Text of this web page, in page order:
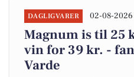
DAGLIGVARER 02-08-2026
Magnum is til 25
vin for 39 kr. -
Varde